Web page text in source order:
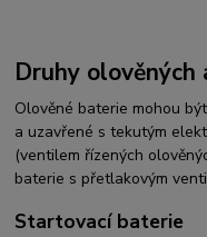
Druhy
Olověné baterie mohou
a uzavřené s tekutým
(ventilem řízených
baterie s přetlakovým
Startovací baterie